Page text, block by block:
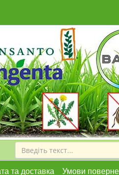
та доставка Умови